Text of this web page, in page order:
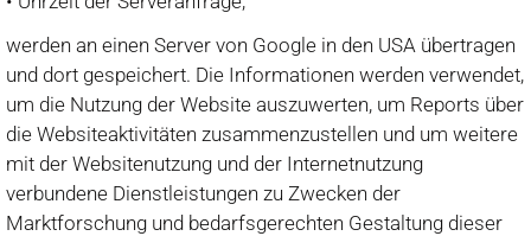
werden an einen Server von Google in den USA übertragen
und dort gespeichert. Die Informationen werden verwendet,
um die Nutzung der Website auszuwerten, um Reports über
die Websiteaktivitäten zusammenzustellen und um weitere
mit der Websitenutzung und der Internetnutzung
verbundene Dienstleistungen zu Zwecken der
Marktforschung und bedarfsgerechten Gestaltung dieser